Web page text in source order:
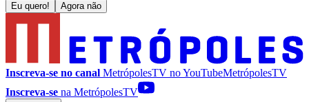
Eu quero! Agora não
Inscreva-se no canal MetrópolesTV noYouTubeMetrópolesTV
Inscreva-se na MetrópolesTV